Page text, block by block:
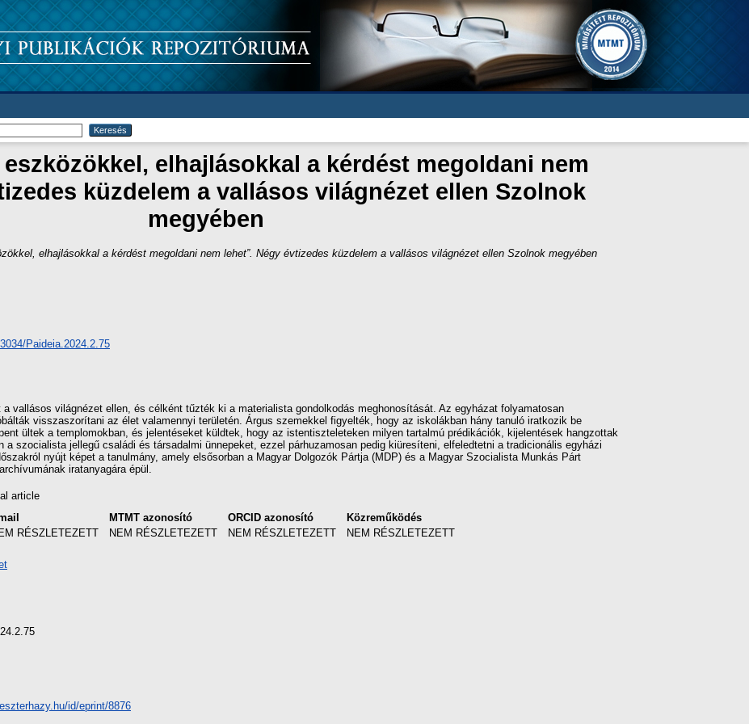
elhajlásokkal a kérdést megoldani nem
küzdelem a vallásos világnézet ellen Szolnok
megyében
elhajlásokkal a kérdést megoldani nem lehet”. Négy évtizedes küzdelem a vallásos világnézet ellen Szolnok megyében
Paideia.2024.2.75
vallásos világnézet ellen, és célként tűzték ki a materialista gondolkodás meghonosítását. Az egyházat folyamatosan
visszaszorítani az élet valamennyi területén. Árgus szemekkel figyelték, hogy az iskolákban hány tanuló iratkozik be
ültek a templomokban, és jelentéseket küldtek, hogy az istentiszteleteken milyen tartalmú prédikációk, kijelentések hangzottak
a szocialista jellegű családi és társadalmi ünnepeket, ezzel párhuzamosan pedig kiüresíteni, elfeledtetni a tradicionális egyházi
nyújt képet a tanulmány, amely elsősorban a Magyar Dolgozók Pártja (MDP) és a Magyar Szocialista Munkás Párt
iratanyagára épül.
article
MTMT azonosító ORCID azonosító
Közreműködés
RÉSZLETEZETT NEM RÉSZLETEZETT NEM RÉSZLETEZETT NEM RÉSZLETEZETT
id/eprint/8876